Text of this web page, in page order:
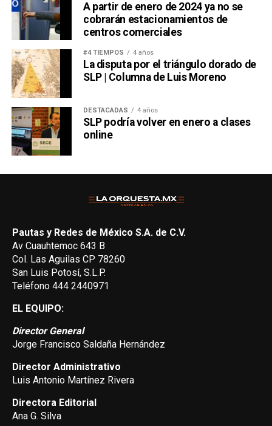
A partir de enero de 2024 ya no se
cobrarán estacionamientos de
centros comerciales
#4 TIEMPOS 4 años
La disputa por el triángulo dorado de
SLP | Columna de Luis Moreno
DESTACADAS 4 años
SLP podría volver en enero a clases
online
Pautas y Redes de México S.A. de C.V.
Av Cuauhtemoc 643 B
Col. Las Aguilas CP 78260
San Luis Potosí, S.L.P.
Teléfono 444 2440971
EL EQUIPO:
Director General
Jorge Francisco Saldaña Hernández
Director Administrativo
Luis Antonio Martínez Rivera
Directora Editorial
Ana G. Silva